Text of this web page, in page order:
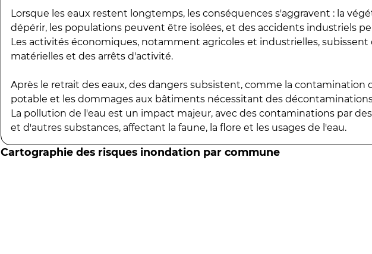
Lorsque les eaux restent longtemps, les conséquences s'aggravent : la
dépérir, les populations peuvent être isolées, et des accidents industriels
Les activités économiques, notamment agricoles et industrielles, subissent
matérielles et des arrêts d'activité.
Après le retrait des eaux, des dangers subsistent, comme la contamination
potable et les dommages aux bâtiments nécessitant des
La pollution de l'eau est un impact majeur, avec des contaminations par
et d'autres substances, affectant la faune, la flore et les usages de l'eau.
Cartographie des risques inondation par commune